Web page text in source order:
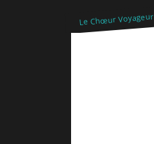
Le Chœur Voyageur